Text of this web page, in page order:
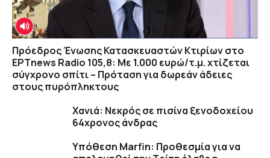
Πρόεδρος Ένωσης Κατασκευαστών Κτιρίων στο
ΕΡΤnews Radio 105,8: Με 1.000 ευρώ/τ.μ. χτίζεται
σύγχρονο σπίτι – Πρόταση για δωρεάν άδειες
στους πυρόπληκτους
Χανιά: Νεκρός σε πισίνα ξενοδοχείου
64χρονος άνδρας
Υπόθεση Marfin: Προθεσμία για να